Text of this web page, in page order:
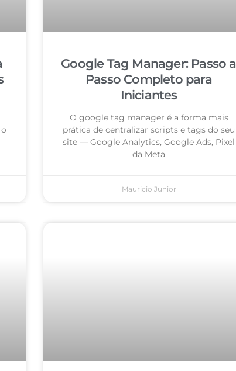
Google Tag Manager: Passo a
Passo Completo para
Iniciantes
O google tag manager é a forma mais
prática de centralizar scripts e tags do seu
site — Google Analytics, Google Ads, Pixel
da Meta
Mauricio Junior